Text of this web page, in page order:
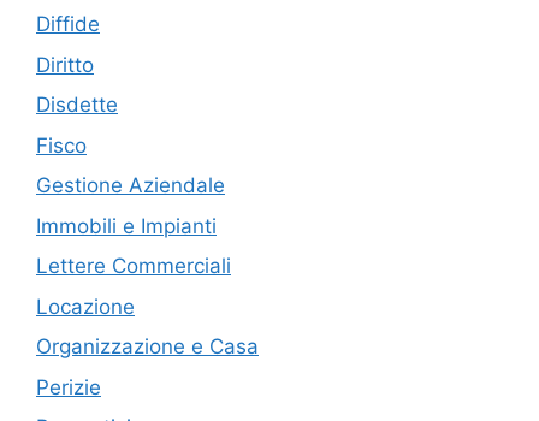
Diffide
Diritto
Disdette
Fisco
Gestione Aziendale
Immobili e Impianti
Lettere Commerciali
Locazione
Organizzazione e Casa
Perizie